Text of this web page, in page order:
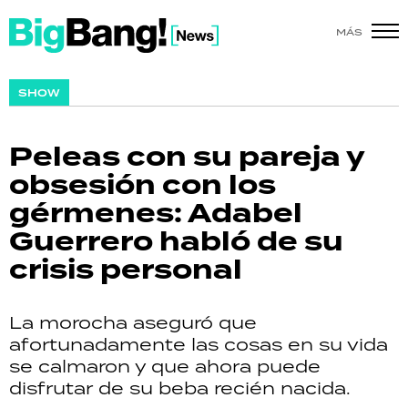
MÁS
SHOW
Peleas con su pareja y
obsesión con los
gérmenes: Adabel
Guerrero habló de su
crisis personal
La morocha aseguró que
afortunadamente las cosas en su vida
se calmaron y que ahora puede
disfrutar de su beba recién nacida.
SHOW
ACTUALIDAD
POLICIALES
ECONOMÍA
SALUD
DEPORTES